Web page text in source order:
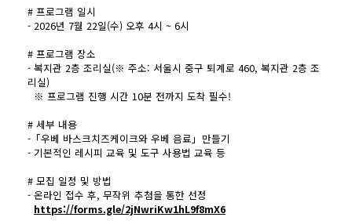
# 프로그램 일시
- 2026년 7월 22일(수) 오후 4시 ~ 6시
# 프로그램 장소
- 복지관 2층 조리실(※ 주소: 서울시 중구 퇴계로 460, 복지관 2층 조
리실)
※ 프로그램 진행 시간 10분 전까지 도착 필수!
# 세부 내용
-「우베 바스크치즈케이크와 우베 음료」만들기
- 기본적인 레시피 교육 및 도구 사용법 교육 등
# 모집 일정 및 방법
- 온라인 접수 후, 무작위 추첨을 통한 선정
https://forms.gle/2jNwriKw1hL9f8mX6